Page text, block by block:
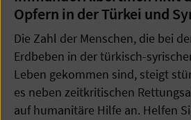
Opfern in der Türkei und
Die Zahl der Menschen, die bei
Erdbeben in der türkisch-
Leben gekommen sind, steigt
es neben zeitkritischen
auf humanitäre Hilfe an. Helfen